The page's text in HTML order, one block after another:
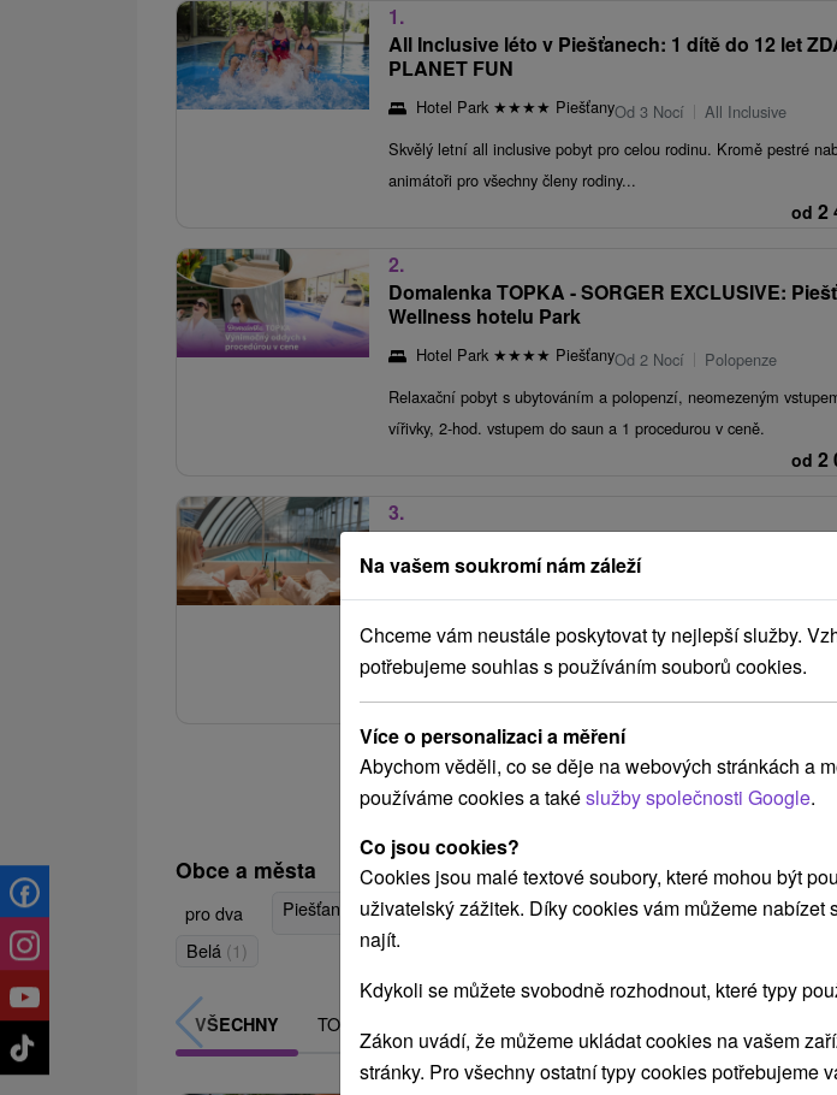
1.
All Inclusive léto v Piešťanech: 1 dítě do 12 let
PLANET FUN
Hotel Park ★★★★ PiešťanyOd 3 Nocí
All Inclusive
Skvělý letní all inclusive pobyt pro celou rodinu. Kromě pestré
animátoři pro všechny členy rodiny...
od 2
2.
Domalenka TOPKA - SORGER EXCLUSIVE:
Wellness hotelu Park
Hotel Park ★★★★ PiešťanyOd 2 Nocí
Polopenze
Relaxační pobyt s ubytováním a polopenzí, neomezeným
vířivky, 2-hod. vstupem do saun a 1 procedurou v ceně.
od 2
3.
Domalenka Topka: Piešťanský relax se
(Limitovaná nabídka)
Hotel Magnólia★★★★PiešťanyOd 2 Nocí
Polopenze
Relaxační pobyt plný pohody, na kterém vás čeká chutná večeře,
hotelového bazénu a uvolňující 25minutová masáž.
od1
Zobrazit více
Obce a města
pro dva Piešťany (12) Dunajská Streda(3) Trenčianske Teplice(2)
Belá (1)
VŠECHNY TOP - NEJPRODÁVANĚJŠÍ
Na vašem soukromí nám záleží
Chceme vám neustále poskytovat ty nejlepší služby.
potřebujeme souhlas s používáním souborů cookies.
Více o personalizaci a měření
Abychom věděli, co se děje na webových stránkách a
používáme cookies a takéslužby společnosti Google.
Co jsou cookies?
Cookies jsou malé textové soubory, které mohou být
uživatelský zážitek. Díky cookies vám můžeme
najít.
Kdykoli se můžete svobodně rozhodnout, které typy
Zákon uvádí, že můžeme ukládat cookies na vašem
stránky. Pro všechny ostatní typy cookies potřebujeme